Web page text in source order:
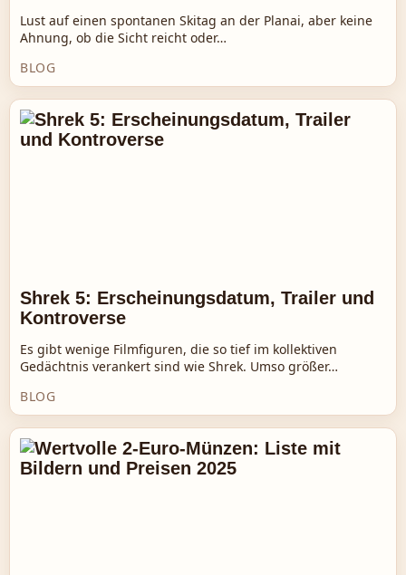
Lust auf einen spontanen Skitag an der Planai, aber keine
Ahnung, ob die Sicht reicht oder…
BLOG
Shrek 5: Erscheinungsdatum, Trailer und
Kontroverse
Es gibt wenige Filmfiguren, die so tief im kollektiven
Gedächtnis verankert sind wie Shrek. Umso größer…
BLOG